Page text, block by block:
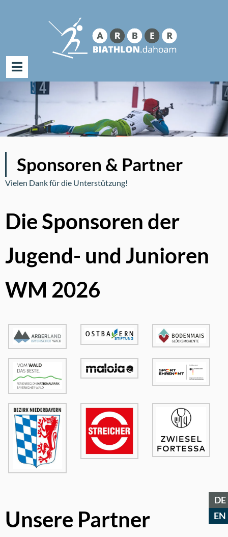
DE
EN
Inhalt
springen
nach:
Sponsoren & Partner
Vielen Dank für die Unterstützung!
Die Sponsoren der
Jugend- und Junioren
WM 2026
Unsere Partner